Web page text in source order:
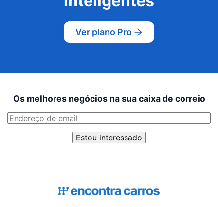
Ver plano Pro
Os melhores negócios na sua caixa de correio
Estou interessado